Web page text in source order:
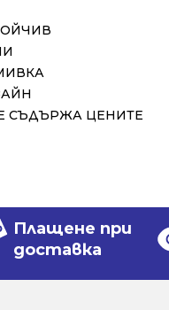
СЪДЪРЖА ЦЕНИТЕ
Плащене при
доставка